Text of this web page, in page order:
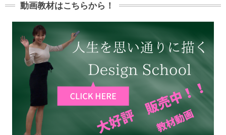
動画教材はこちらから！